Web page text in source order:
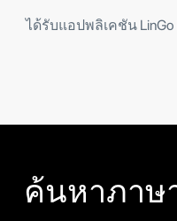
ได้รับแอปพลิเคชัน LinGo
ค้นหาภา